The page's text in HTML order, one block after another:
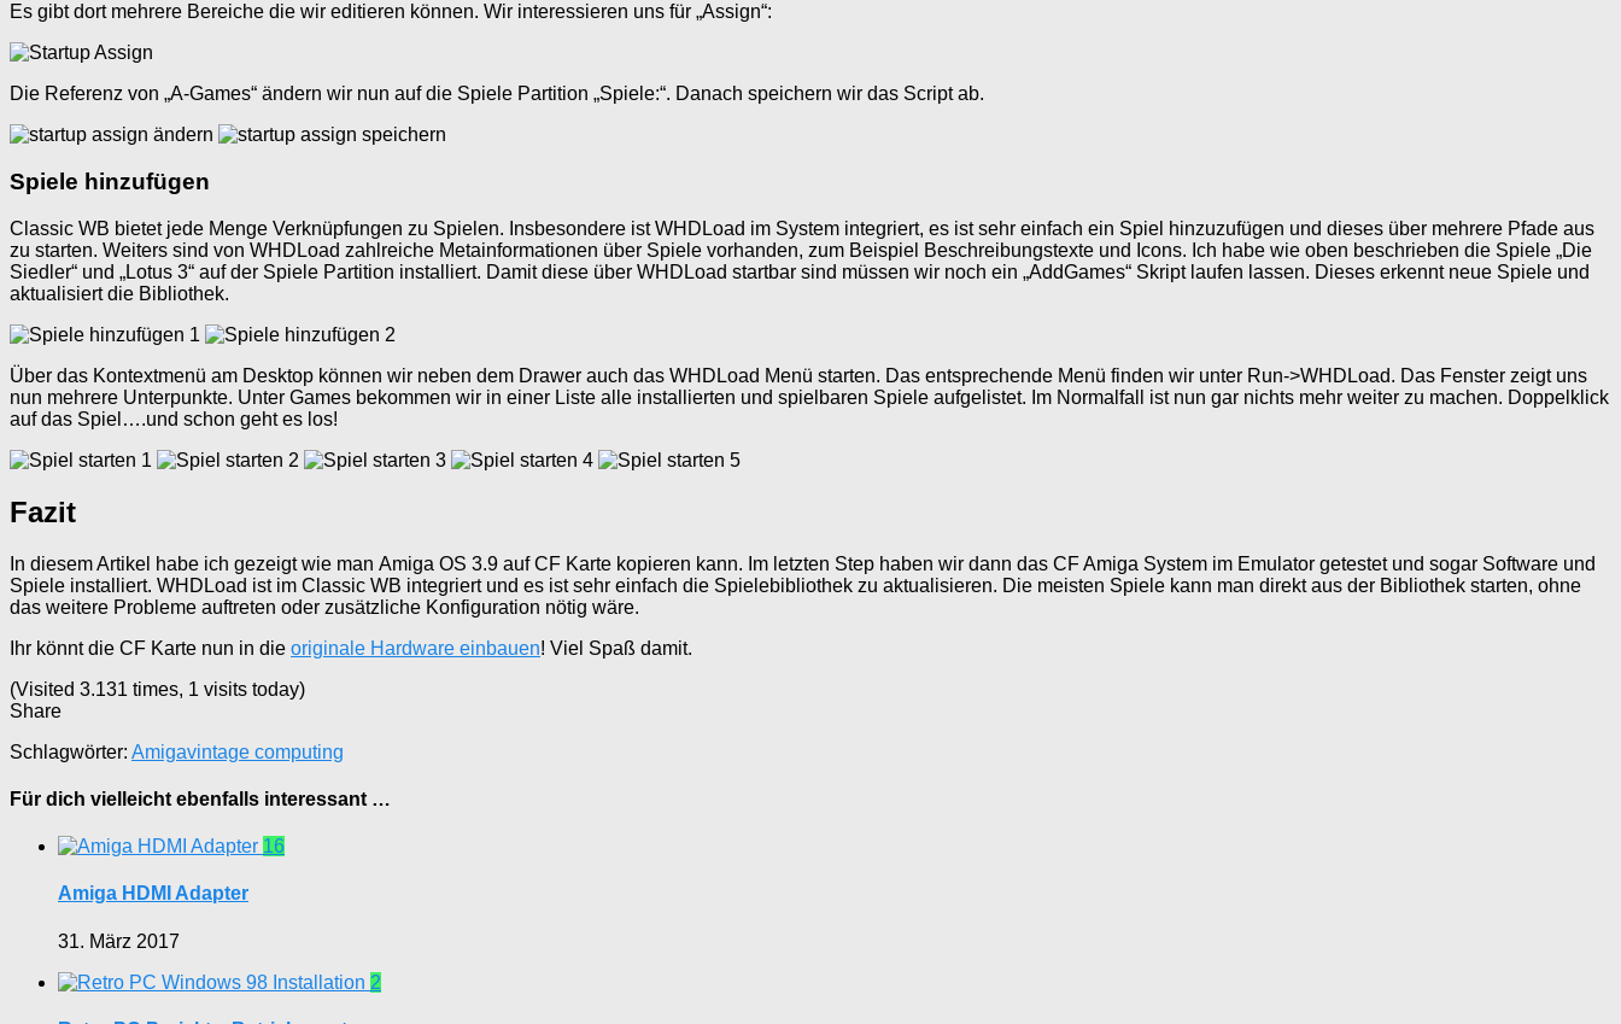
Es gibt dort mehrere Bereiche die wir editieren können. Wir interessieren uns für „Assign“:
Die Referenz von „A-Games“ ändern wir nun auf die Spiele Partition „Spiele:“. Danach speichern wir das Script ab.
Spiele hinzufügen
Classic WB bietet jede Menge Verknüpfungen zu Spielen. Insbesondere ist WHDLoad im System integriert, es ist sehr einfach ein Spiel hinzuzufügen und dieses über mehrere Pfade aus
zu starten. Weiters sind von WHDLoad zahlreiche Metainformationen über Spiele vorhanden, zum Beispiel Beschreibungstexte und Icons. Ich habe wie oben beschrieben die Spiele „Die
Siedler“ und „Lotus 3“ auf der Spiele Partition installiert. Damit diese über WHDLoad startbar sind müssen wir noch ein „AddGames“ Skript laufen lassen. Dieses erkennt neue Spiele und
aktualisiert die Bibliothek.
Über das Kontextmenü am Desktop können wir neben dem Drawer auch das WHDLoad Menü starten. Das entsprechende Menü finden wir unter Run->WHDLoad. Das Fenster zeigt uns
nun mehrere Unterpunkte. Unter Games bekommen wir in einer Liste alle installierten und spielbaren Spiele aufgelistet. Im Normalfall ist nun gar nichts mehr weiter zu machen. Doppelklick
auf das Spiel….und schon geht es los!
Fazit
In diesem Artikel habe ich gezeigt wie man Amiga OS 3.9 auf CF Karte kopieren kann. Im letzten Step haben wir dann das CF Amiga System im Emulator getestet und sogar Software und
Spiele installiert. WHDLoad ist im Classic WB integriert und es ist sehr einfach die Spielebibliothek zu aktualisieren. Die meisten Spiele kann man direkt aus der Bibliothek starten, ohne
das weitere Probleme auftreten oder zusätzliche Konfiguration nötig wäre.
Ihr könnt die CF Karte nun in die originale Hardware einbauen! Viel Spaß damit.
(Visited 3.131 times, 1 visits today)
Share
Schlagwörter: Amigavintage computing
Für dich vielleicht ebenfalls interessant …
16
Amiga HDMI Adapter
31. März 2017
2